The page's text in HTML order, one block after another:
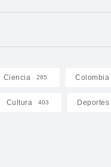
Ciencia 285 Colombia
Cultura 403 Deportes